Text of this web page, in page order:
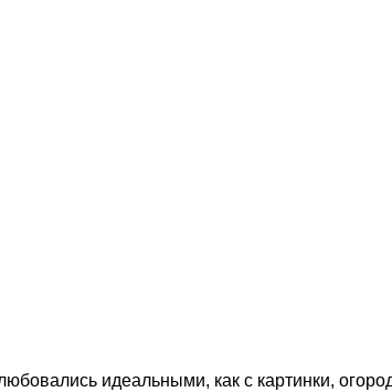
идеальными, как с картинки,